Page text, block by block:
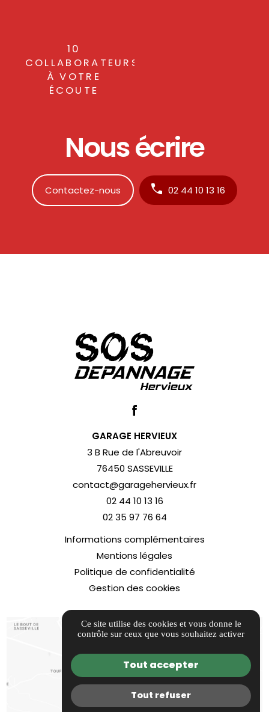
10
COLLABORATEURS
À VOTRE
ÉCOUTE
Nous écrire
Contactez-nous 02 44 10 13 16
GARAGE HERVIEUX
3 B Rue de l'Abreuvoir
76450 SASSEVILLE
contact@garagehervieux.fr
02 44 10 13 16
02 35 97 76 64
Informations complémentaires
Mentions légales
Politique de confidentialité
Gestion des cookies
Ce site utilise des cookies et vous donne le
contrôle sur ceux que vous souhaitez activer
Tout accepter
Tout refuser